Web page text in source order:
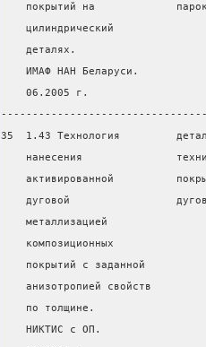
покрытий на
    цилиндрический
    деталях.
    ИМАФ НАН Беларуси.
    06.2005 г.
35  1.43 Технология
нанесения
активированной
дуговой
    металлизацией
    композиционных
    покрытий с заданной
    анизотропией свойств
    по толщине.
    НИКТИС с ОП.